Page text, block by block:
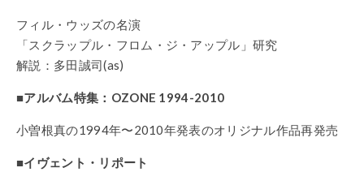
フィル・ウッズの名演
「スクラップル・フロム・ジ・アップル」研究
解説：多田誠司(as)
■アルバム特集：OZONE 1994-2010
小曽根真の1994年〜2010年発表のオリジナル作品再発売
■イヴェント・リポート